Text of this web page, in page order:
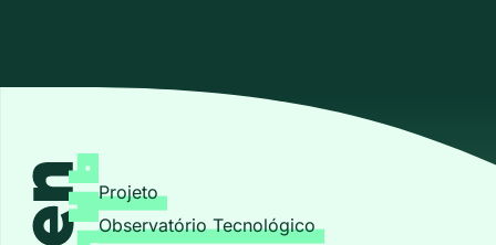
Projeto
Observatório Tecnológico